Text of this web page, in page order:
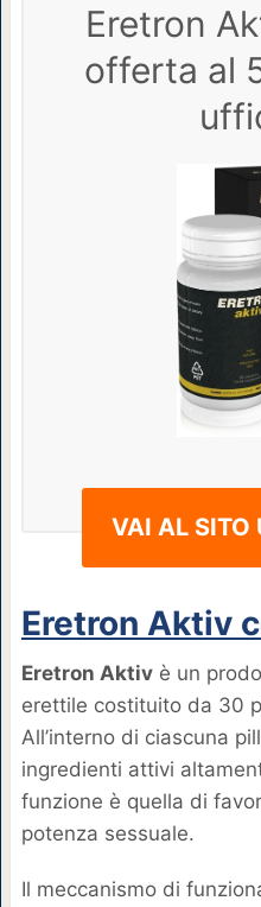
Eretron
offerta al
VAI AL SITO
Eretron Aktiv
Eretron Aktivè un
erettile costituito da 30
All’interno di ciascuna
ingredienti attivi
funzione è quella di
potenza sessuale.
Il meccanismo di